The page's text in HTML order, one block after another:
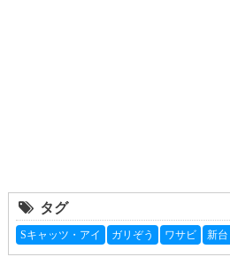
タグ
Sキャッツ・アイ ガリぞう ワサビ 新台